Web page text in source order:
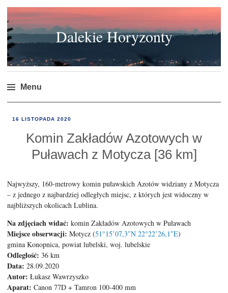
Dalekie Horyzonty
Menu
to
content
16 LISTOPADA 2020
Komin Zakładów Azotowych w
Puławach z Motycza [36 km]
Najwyższy, 160-metrowy komin puławskich Azotów widziany z Motycza
– z jednego z najbardziej odległych miejsc, z których jest widoczny w
najbliższych okolicach Lublina.
Na zdjęciach widać: komin Zakładów Azotowych w Puławach
Miejsce obserwacji: Motycz (51°15’07,3″N 22°22’26,1″E)
gmina Konopnica, powiat lubelski, woj. lubelskie
Odległość: 36 km
Data: 28.09.2020
Autor: Łukasz Wawrzyszko
Aparat: Canon 77D + Tamron 100-400 mm